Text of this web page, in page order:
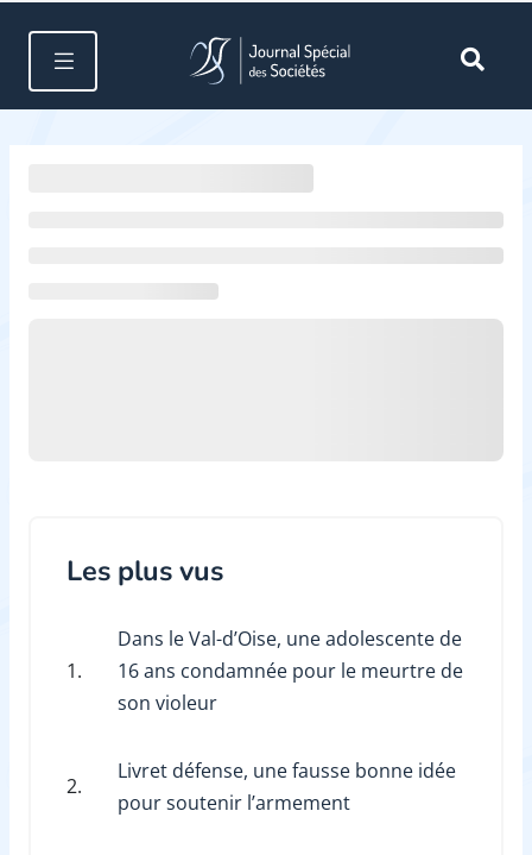
Les plus vus
1.
Dans le Val-d’Oise, une adolescente de
16 ans condamnée pour le meurtre de
son violeur
2.
Livret défense, une fausse bonne idée
pour soutenir l’armement